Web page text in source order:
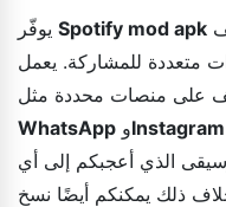
Spotify mod apk
متعددة للمشاركة. يعمل
على منصات محددة مثل
WhatsApp وInstagram
الذي أعجبكم إلى أي
ذلك يمكنكم أيضًا نسخ